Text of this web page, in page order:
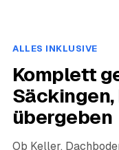
ALLES INKLUSIVE
Komplett
übergeben
Ob Keller,